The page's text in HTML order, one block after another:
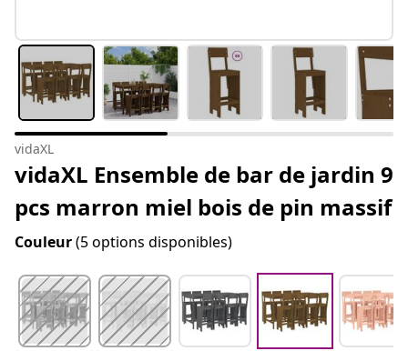
vidaXL
vidaXL Ensemble de bar de jardin 9
pcs marron miel bois de pin massif
Couleur(5 options disponibles)